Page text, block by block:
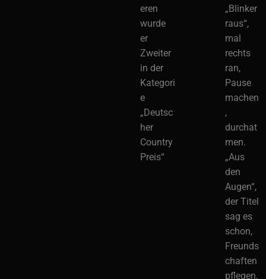
eren
wurde
er
Zweiter
in der
Kategori
e
„Deutsc
her
Country
Preis“
„Blinker
raus“,
mal
rechts
ran,
Pause
machen
,
durchat
men.
„Aus
den
Augen“,
der Titel
sag es
schon,
Freunds
chaften
pflegen,